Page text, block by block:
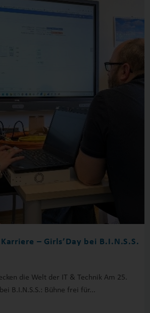
– Girls’Day bei B.I.N.S.S.
die Welt der IT & Technik Am 25.
B.I.N.S.S.: Bühne frei für...